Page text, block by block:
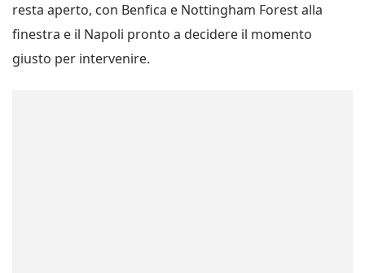
resta aperto, con Benfica e Nottingham Forest alla
finestra e il Napoli pronto a decidere il momento
giusto per intervenire.